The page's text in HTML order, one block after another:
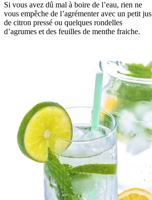
Si vous avez dû mal à boire de l’eau, rien ne
vous empêche de l’agrémenter avec un petit jus
de citron pressé ou quelques rondelles
d’agrumes et des feuilles de menthe fraiche.